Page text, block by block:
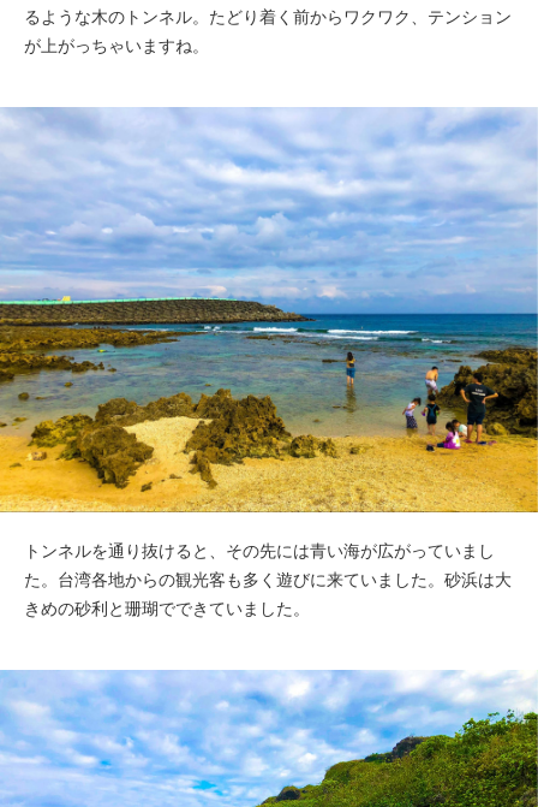
るような木のトンネル。たどり着く前からワクワク、テンション
が上がっちゃいますね。
トンネルを通り抜けると、その先には青い海が広がっていまし
た。台湾各地からの観光客も多く遊びに来ていました。砂浜は大
きめの砂利と珊瑚でできていました。